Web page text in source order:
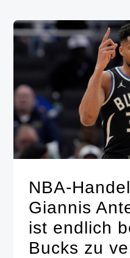
NBA-
Giannis
ist endlich
Bucks zu